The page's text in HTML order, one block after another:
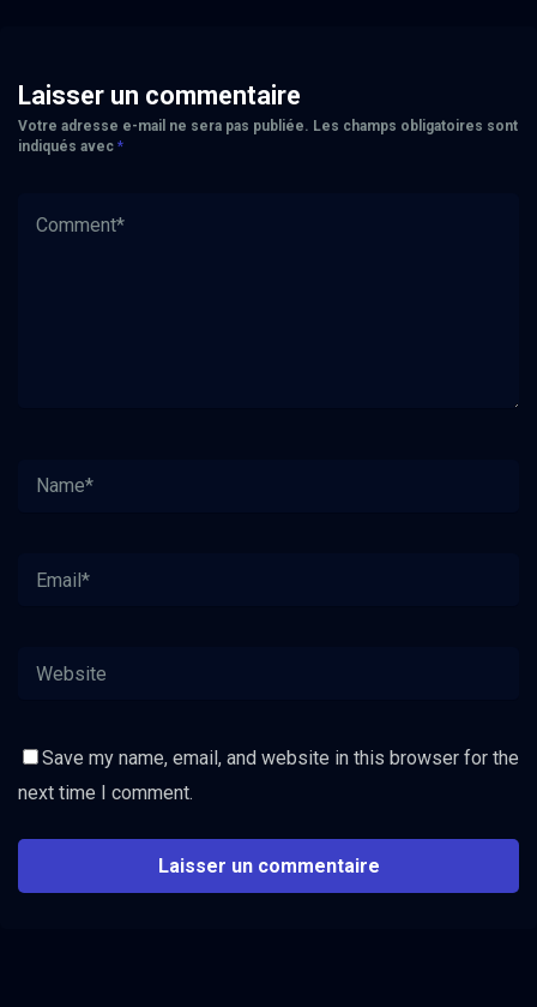
Laisser un commentaire
Votre adresse e-mail ne sera pas publiée. Les champs obligatoires sont
indiqués avec *
Save my name, email, and website in this browser for the
next time I comment.